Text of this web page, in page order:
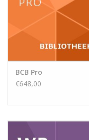
BCB Pro
€648,00